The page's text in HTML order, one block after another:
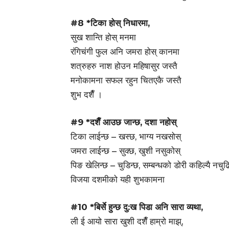
#8 *टिका होस् निधारमा,
सुख शान्ति होस् मनमा
रंगिचंगी फुल अनि जमरा होस् कानमा
शत्रुहरु नाश होउन महिषासुर जस्तै
मनोकामना सफल रहुन चितएकै जस्तै
शुभ दशैँ ।
#9 *दशैँ आउछ जान्छ, दशा नहोस्
टिका लाईन्छ – खस्छ, भाग्य नखसोस्
जमरा लाईन्छ – सुक्छ, खुशी नसुकोस्
पिङ खेलिन्छ – चुडिन्छ, सम्बन्धको डोरी कहिल्यै
विजया दशमीको यही शुभकामना
#10 *बिर्से हुन्छ दु:ख पिडा अनि सारा व्यथा,
ली ई आयो सारा खुशी दशैँ हाम्रो माझ्,